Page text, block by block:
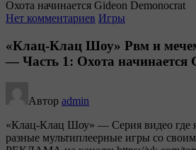
Нет комментариев Игры
«Клац-Клац Шоу» Рвм и
— Часть 1: Охота начинается
Автор admin
«Клац-Клац Шоу» — Серия видео где
разные мультиплеерные игры со